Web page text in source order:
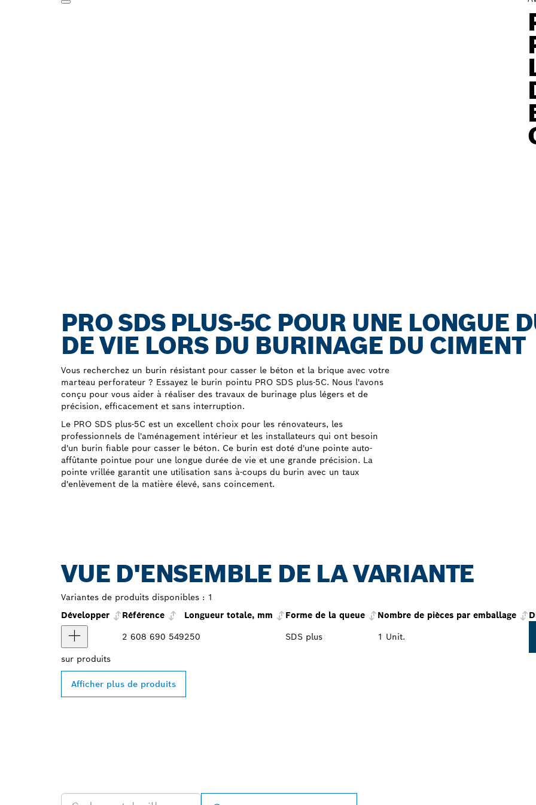
PRO SDS PLUS-5C POUR UNE LONGUE
DE VIE LORS DU BURINAGE DU CIMENT
Vous recherchez un burin résistant pour casser le béton et la brique avec votre
marteau perforateur ? Essayez le burin pointu PRO SDS plus-5C. Nous l'avons
conçu pour vous aider à réaliser des travaux de burinage plus légers et de
précision, efficacement et sans interruption.
Le PRO SDS plus-5C est un excellent choix pour les rénovateurs, les
professionnels de l'aménagement intérieur et les installateurs qui ont besoin
d'un burin fiable pour casser le béton. Ce burin est doté d'une pointe auto-
affûtante pointue pour une longue durée de vie et une grande précision. La
pointe vrillée garantit une utilisation sans à-coups du burin avec un taux
d'enlèvement de la matière élevé, sans coincement.
VUE D'ENSEMBLE DE LA VARIANTE
Variantes de produits disponibles : 1
Développer
Référence Longueur totale, mm Forme de la queue Nombre de pièces par emballage
2 608 690 549250 SDS plus 1 Unit.
sur produits
Afficher plus de produits